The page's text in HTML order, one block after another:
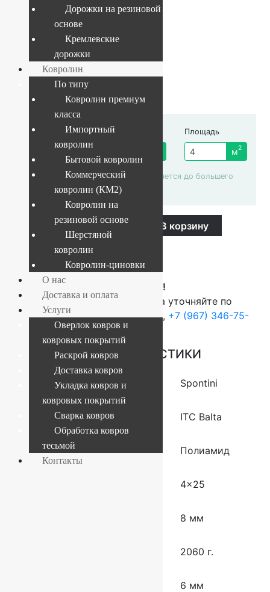
Текущий размер:4x25 м
1 850руб.
Ширина рулона Длина отреза Площадь
м2
Площадь автоматически округляется до большего
целого числа
-
Ковролин
Balta
Spontini
038
+
В корзину
Купить в 1 клик
ВНИМАНИЕ!
О наличие и стоимости товара уточняйте по
телефонам:+7 (812) 377-09-32, +7 (967) 346-75-
ОСНОВНЫЕ ХАРАКТЕРИСТИКИ
Коллекция Spontini
Производитель ITC Balta
Состав Полиамид
4×25
8 мм
2060 г.
6 мм
Дорожки на резиновой
основе
Кремлевские
дорожки
Ковролин
По типу
Ковролин премиум
класса
Импортный
ковролин
Бытовой ковролин
Коммерческий
ковролин (КМ2)
Ковролин на
резиновой основе
Шерстяной
ковролин
Ковролин-циновки
О нас
Доставка и оплата
Услуги
Оверлок ковров и
ковровых покрытий
Раскрой ковров
Доставка ковров
Укладка ковров и
ковровых покрытий
Сварка ковров
Обработка ковров
тесьмой
Контакты